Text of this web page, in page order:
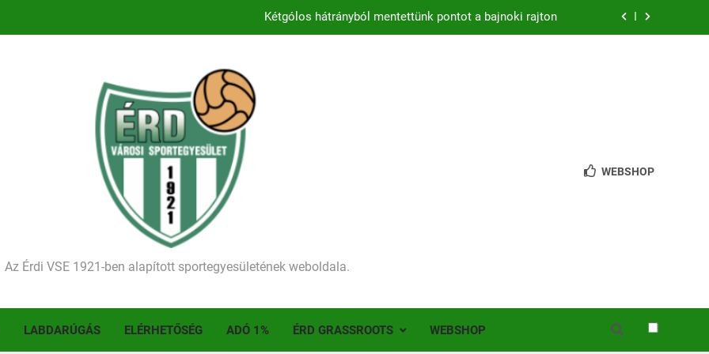
Kezdődik a 2026–2027-es szezon – hazai pályán rajtol az Érdi VSE!
Ellenfelünk visszalépése miatt játék nélkül jutottunk tovább a MOL Magyar Kupában
Kezdődik a 2026–2027-es szezon – hazai pályán rajtol az Érdi VSE!
Történelmet írt az I. Érdi Football Fesztivál – több mint 200 játékos lépett pályára Érden
Az Érdi VSE 1921-ben alapított sportegyesületének weboldala.
WEBSHOP
LABDARÚGÁS ELÉRHETŐSÉG ADÓ 1% ÉRD GRASSROOTS WEBSHOP